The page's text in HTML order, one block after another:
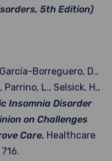
5th Edition)
Borreguero, D.,
Parrino, L., Selsick, H.,
Insomnia Disorder
on Challenges
Care. Healthcare